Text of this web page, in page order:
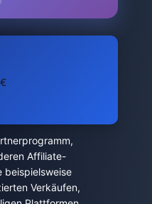
Affiliate-
beispielsweise
Verkäufen,